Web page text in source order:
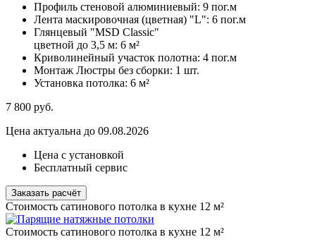
Профиль стеновой алюминиевый: 9 пог.м
Лента маскировочная (цветная) "L": 6 пог.м
Глянцевый "MSD Classic"
цветной до 3,5 м: 6 м²
Криволинейный участок полотна: 4 пог.м
Монтаж Люстры без сборки: 1 шт.
Установка потолка: 6 м²
7 800 руб.
Цена актуальна до 09.08.2026
Цена с установкой
Бесплатный сервис
Заказать расчёт
Стоимость сатинового потолка в кухне 12 м²
Стоимость сатинового потолка в кухне 12 м²